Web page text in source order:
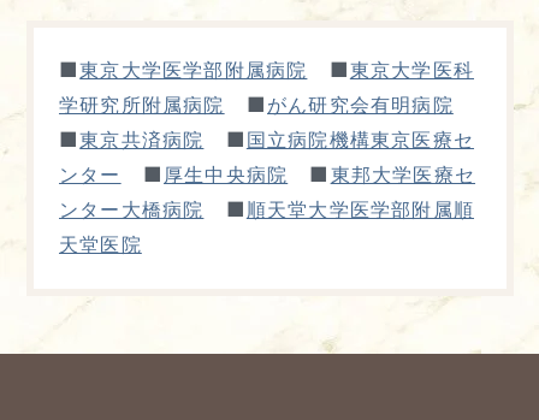
■東京大学医学部附属病院 ■東京大学医科
学研究所附属病院
■ がん研究会有明病院
■東京共済病院 ■ 国立病院機構東京医療セ
ンター
■ 厚生中央病院 ■ 東邦大学医療セ
ンター大橋病院
■ 順天堂大学医学部附属順
天堂医院